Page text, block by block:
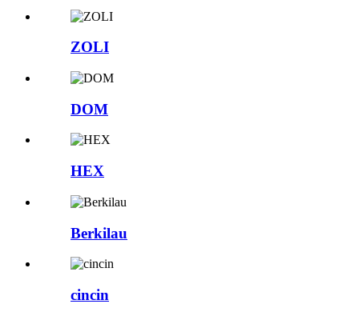
ZOLI
DOM
HEX
Berkilau
cincin